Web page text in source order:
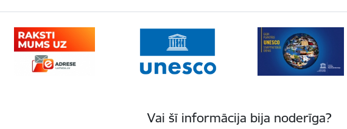
Vai šī informācija bija noderīga?